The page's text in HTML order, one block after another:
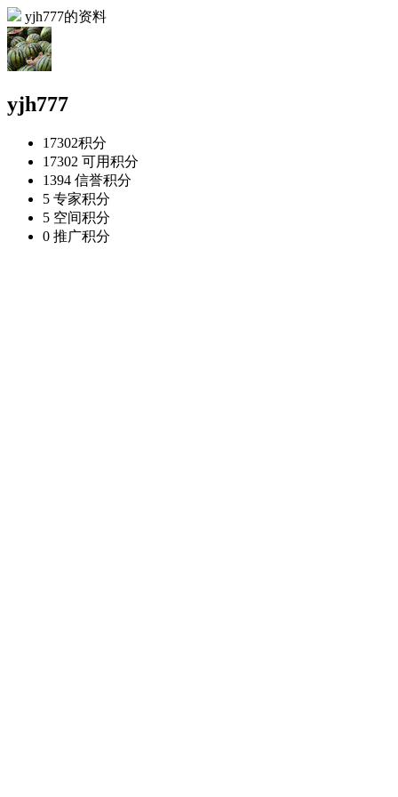
yjh777的资料
yjh777
17302积分
17302 可用积分
1394 信誉积分
5 专家积分
5 空间积分
0 推广积分